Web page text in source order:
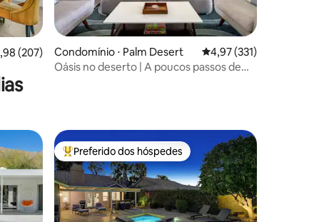
de uma avaliação média de 5, 207 avaliações
(207)
Condomínio ⋅ Palm Desert 4,97 de uma avaliação
4,97 (331)
Oásis no deserto | A poucos passos de
Entre os melhores preferidos dos hóspedes
Preferido dos hóspedes